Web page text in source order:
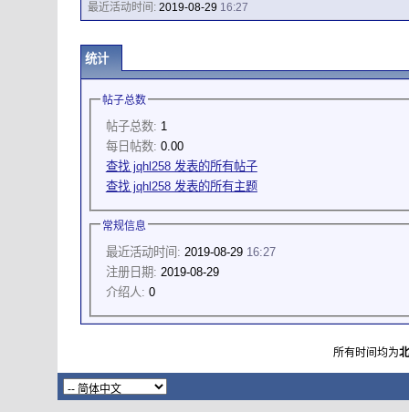
最近活动时间:2019-08-29 16:27
统计
帖子总数
帖子总数: 1
每日帖数: 0.00
查找 jqhl258 发表的所有帖子
查找 jqhl258 发表的所有主题
常规信息
最近活动时间: 2019-08-29 16:27
注册日期: 2019-08-29
介绍人: 0
所有时间均为